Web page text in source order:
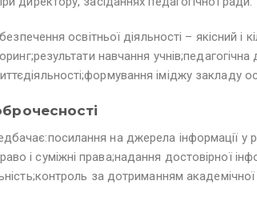
освітньої діяльності – якісний і
навчання
іміджу закладу
на джерела інформації у
і суміжні права;надання достовірної
за дотриманням